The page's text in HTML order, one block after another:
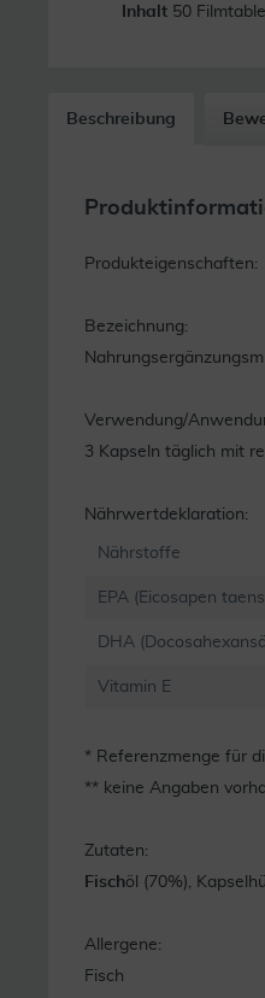
Inhalt 50
Beschreibung
Produkteigenschaften:
Bezeichnung:
Verwendung/
3 Kapseln täglich mit
Nährwertdeklaration:
Nährstoffe
EPA (Eicosapen
DHA
Vitamin E
* Referenzmenge für
** keine Angaben
Zutaten:
Fischöl (70%),
Allergene:
Fisch